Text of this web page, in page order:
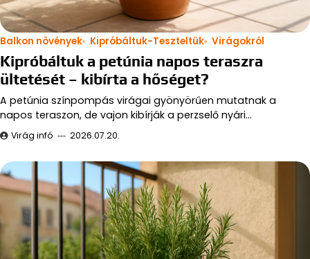
Balkon növények Kipróbáltuk-Teszteltük Virágokról
Kipróbáltuk a petúnia napos teraszra
ültetését – kibírta a hőséget?
A petúnia színpompás virágai gyönyörűen mutatnak a
napos teraszon, de vajon kibírják a perzselő nyári…
Virág infó 2026.07.20.